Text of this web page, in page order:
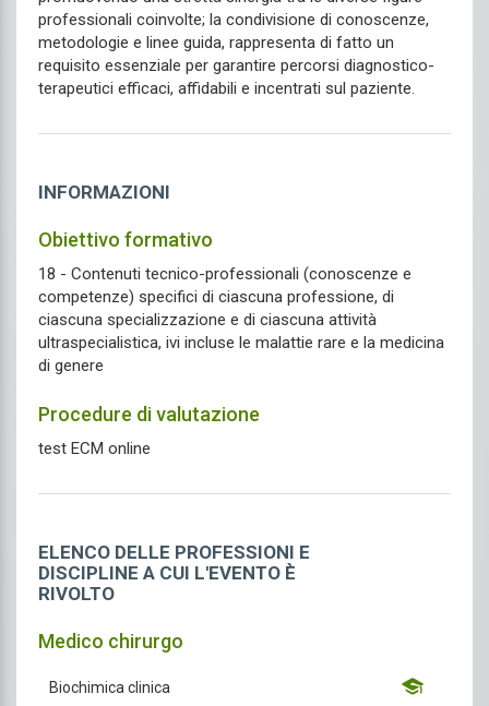
professionali coinvolte; la condivisione di conoscenze,
metodologie e linee guida, rappresenta di fatto un
requisito essenziale per garantire percorsi diagnostico-
terapeutici efficaci, affidabili e incentrati sul paziente.
INFORMAZIONI
Obiettivo formativo
18 - Contenuti tecnico-professionali (conoscenze e
competenze) specifici di ciascuna professione, di
ciascuna specializzazione e di ciascuna attività
ultraspecialistica, ivi incluse le malattie rare e la medicina
di genere
Procedure di valutazione
test ECM online
ELENCO DELLE PROFESSIONI E
DISCIPLINE A CUI L'EVENTO È
RIVOLTO
Medico chirurgo
Biochimica clinica